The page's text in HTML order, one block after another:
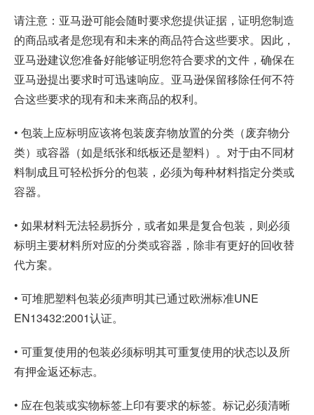
请注意：亚马逊可能会随时要求您提供证据，证明您制造
的商品或者是您现有和未来的商品符合这些要求。因此，
亚马逊建议您准备好能够证明您符合要求的文件，确保在
亚马逊提出要求时可迅速响应。亚马逊保留移除任何不符
合这些要求的现有和未来商品的权利。
• 包装上应标明应该将包装废弃物放置的分类（废弃物分
类）或容器（如是纸张和纸板还是塑料）。对于由不同材
料制成且可轻松拆分的包装，必须为每种材料指定分类或
容器。
• 如果材料无法轻易拆分，或者如果是复合包装，则必须
标明主要材料所对应的分类或容器，除非有更好的回收替
代方案。
• 可堆肥塑料包装必须声明其已通过欧洲标准UNE
EN13432:2001认证。
• 可重复使用的包装必须标明其可重复使用的状态以及所
有押金返还标志。
• 应在包装或实物标签上印有要求的标签。标记必须清晰